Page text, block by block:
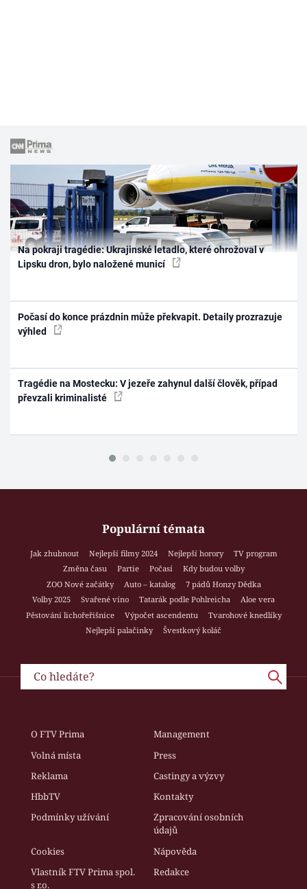
Na pokraji tragédie: Ukrajinské letadlo, které ohrožoval v
Lipsku dron, bylo naložené municí
Počasí do konce prázdnin může překvapit. Detaily prozrazuje
výhled
Tragédie na Mostecku: V jezeře zahynul další člověk, případ
převzali kriminalisté
Populární témata
Jak zhubnout Nejlepší filmy 2024 Nejlepší horory
TV program
Změna času
Partie Počasí
Kdy budou volby
ZOO Nové začátky
Auto – katalog
7 pádů Honzy Dědka
Volby 2025
Svařené víno Tatarák podle Pohlreicha
Aloe vera
Pěstování lichořeřišnice
Výpočet ascendentu
Tvarohové knedlíky
Nejlepší palačinky
Švestkový koláč
O FTV Prima
Management
Volná místa
Press
Reklama
Castingy a výzvy
HbbTV
Kontakty
Podmínky užívání
Zpracování osobních
údajů
Cookies
Nápověda
Vlastník FTV Prima spol.
s r.o.
Redakce